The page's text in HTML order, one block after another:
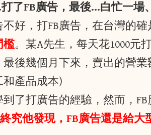
了FB廣告，最後…白忙一場
不好，打FB廣告，在台灣的
檻。某A先生，每天花1000元
後幾個月下來，賣出的營
產品成本)
了打廣告的經驗，然而，
究他發現，FB廣告還是給大